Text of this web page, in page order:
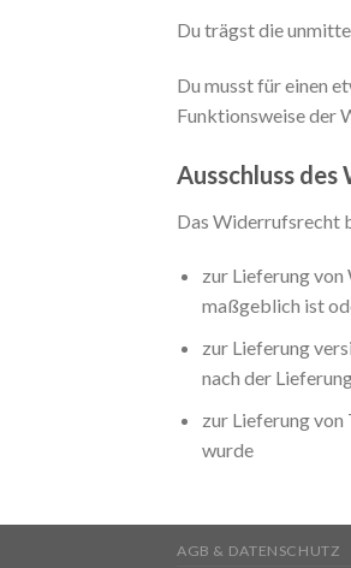
Du trägst die
Du musst für einen
Funktionsweise der
Ausschluss
Das Widerrufsrecht
zur Lieferung
maßgeblich ist
zur Lieferung
nach der
zur Lieferung
wurde
AGB & DATENSCHUTZ